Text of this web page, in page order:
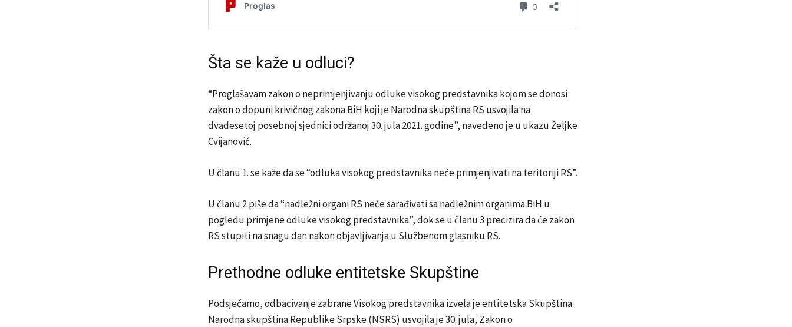
Šta se kaže u odluci?
“Proglašavam zakon o neprimjenjivanju odluke visokog predstavnika kojom se donosi
zakon o dopuni krivičnog zakona BiH koji je Narodna skupština RS usvojila na
dvadesetoj posebnoj sjednici održanoj 30. jula 2021. godine”, navedeno je u ukazu Željke
Cvijanović.
U članu 1. se kaže da se “odluka visokog predstavnika neće primjenjivati na teritoriji RS”.
U članu 2 piše da “nadležni organi RS neće sarađivati sa nadležnim organima BiH u
pogledu primjene odluke visokog predstavnika”, dok se u članu 3 precizira da će zakon
RS stupiti na snagu dan nakon objavljivanja u Službenom glasniku RS.
Prethodne odluke entitetske Skupštine
Podsjećamo, odbacivanje zabrane Visokog predstavnika izvela je entitetska Skupština.
Narodna skupština Republike Srpske (NSRS) usvojila je 30. jula, Zakon o